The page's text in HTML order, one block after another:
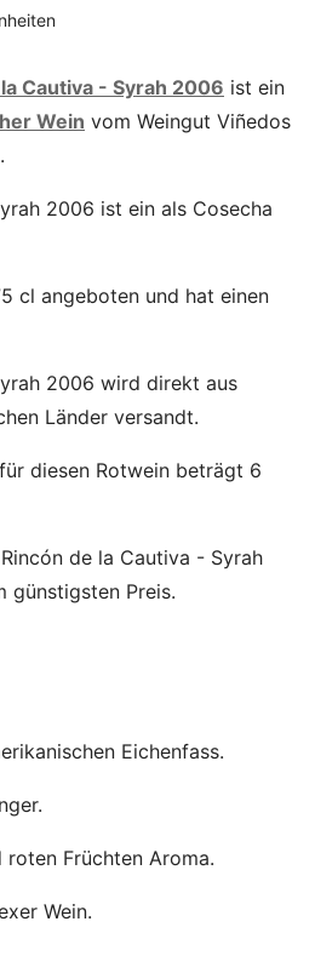
Cautiva - Syrah 2006 ist ein
Wein vom Weingut Viñedos
2006 ist ein als Cosecha
cl angeboten und hat einen
2006 wird direkt aus
Länder versandt.
diesen Rotwein beträgt 6
de la Cautiva - Syrah
günstigsten Preis.
Eichenfass.
roten Früchten Aroma.
Wein.